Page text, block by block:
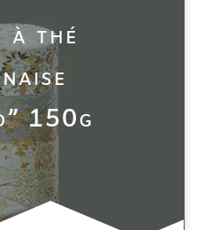
à thé
150g